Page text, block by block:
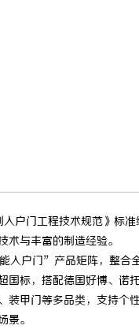
门工程技术规范》标
术与丰富的制造经验。
门”产品矩阵，整合全
国标，搭配德国好博、诺
甲门等多品类，支持个
景。